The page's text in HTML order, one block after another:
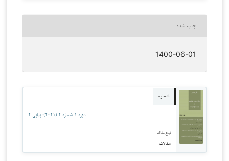
چاپ شده
1400-06-01
شماره
دوره 1 شماره 2 (2021): پیاپی 2
نوع مقاله
مقالات